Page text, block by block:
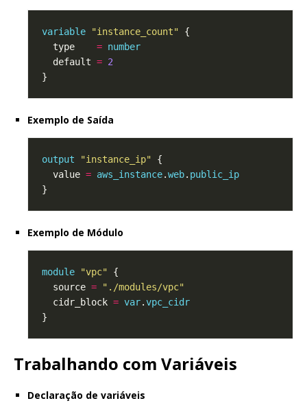
variable "instance_count"
  type
= number
  default
= 2
Exemplo de Saída
output "instance_ip"
  value
= aws_instance.web. public_ip
Exemplo de Módulo
module "vpc"
  source
=
"./modules/vpc"
  cidr_block
= var.vpc_cidr
Trabalhando com Variáveis
Declaração de variáveis